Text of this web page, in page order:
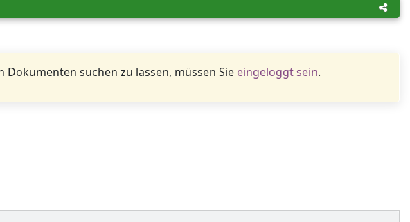
suchen zu lassen, müssen Sie eingeloggt sein.